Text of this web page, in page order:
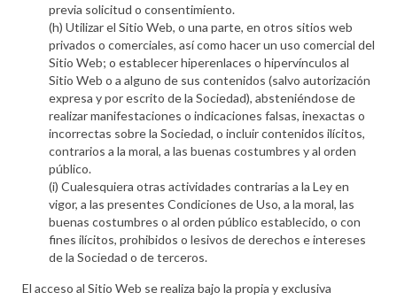
previa solicitud o consentimiento.
(h) Utilizar el Sitio Web, o una parte, en otros sitios web
privados o comerciales, así como hacer un uso comercial del
Sitio Web; o establecer hiperenlaces o hipervínculos al
Sitio Web o a alguno de sus contenidos (salvo autorización
expresa y por escrito de la Sociedad), absteniéndose de
realizar manifestaciones o indicaciones falsas, inexactas o
incorrectas sobre la Sociedad, o incluir contenidos ilícitos,
contrarios a la moral, a las buenas costumbres y al orden
público.
(i) Cualesquiera otras actividades contrarias a la Ley en
vigor, a las presentes Condiciones de Uso, a la moral, las
buenas costumbres o al orden público establecido, o con
fines ilícitos, prohibidos o lesivos de derechos e intereses
de la Sociedad o de terceros.
El acceso al Sitio Web se realiza bajo la propia y exclusiva